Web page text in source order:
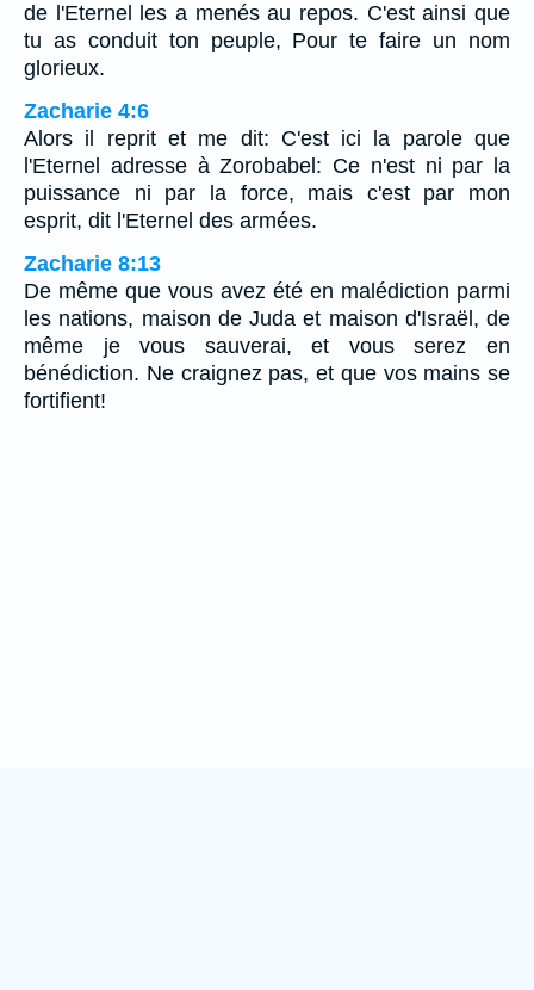
de l'Eternel les a menés au repos. C'est ainsi que
tu as conduit ton peuple, Pour te faire un nom
glorieux.
Zacharie 4:6
Alors il reprit et me dit: C'est ici la parole que
l'Eternel adresse à Zorobabel: Ce n'est ni par la
puissance ni par la force, mais c'est par mon
esprit, dit l'Eternel des armées.
Zacharie 8:13
De même que vous avez été en malédiction parmi
les nations, maison de Juda et maison d'Israël, de
même je vous sauverai, et vous serez en
bénédiction. Ne craignez pas, et que vos mains se
fortifient!